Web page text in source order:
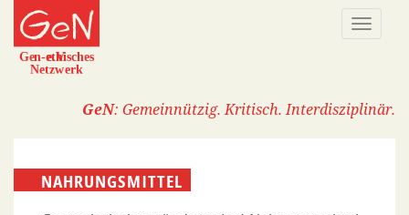
Direkt
zum
Inhalt
GeN: Gemeinnützig. Kritisch. Interdisziplinär.
NAHRUNGSMITTEL